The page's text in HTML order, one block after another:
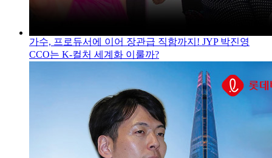
가수, 프로듀서에 이어 장관급 직함까지! JYP 박진영
CCO는 K-컬처 세계화 이룰까?